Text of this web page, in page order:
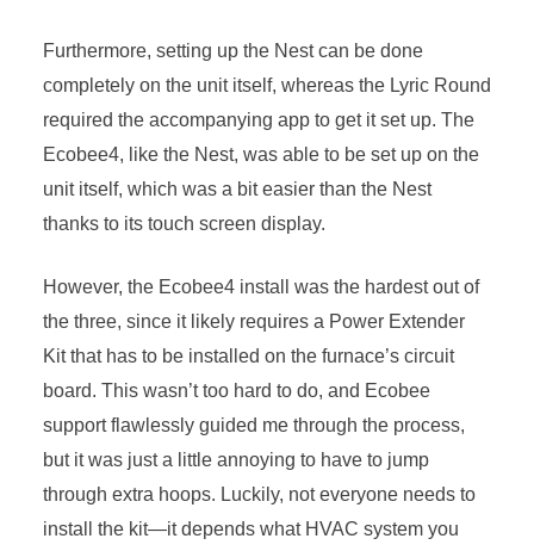
Furthermore, setting up the Nest can be done
completely on the unit itself, whereas the Lyric Round
required the accompanying app to get it set up. The
Ecobee4, like the Nest, was able to be set up on the
unit itself, which was a bit easier than the Nest
thanks to its touch screen display.
However, the Ecobee4 install was the hardest out of
the three, since it likely requires a Power Extender
Kit that has to be installed on the furnace’s circuit
board. This wasn’t too hard to do, and Ecobee
support flawlessly guided me through the process,
but it was just a little annoying to have to jump
through extra hoops. Luckily, not everyone needs to
install the kit—it depends what HVAC system you